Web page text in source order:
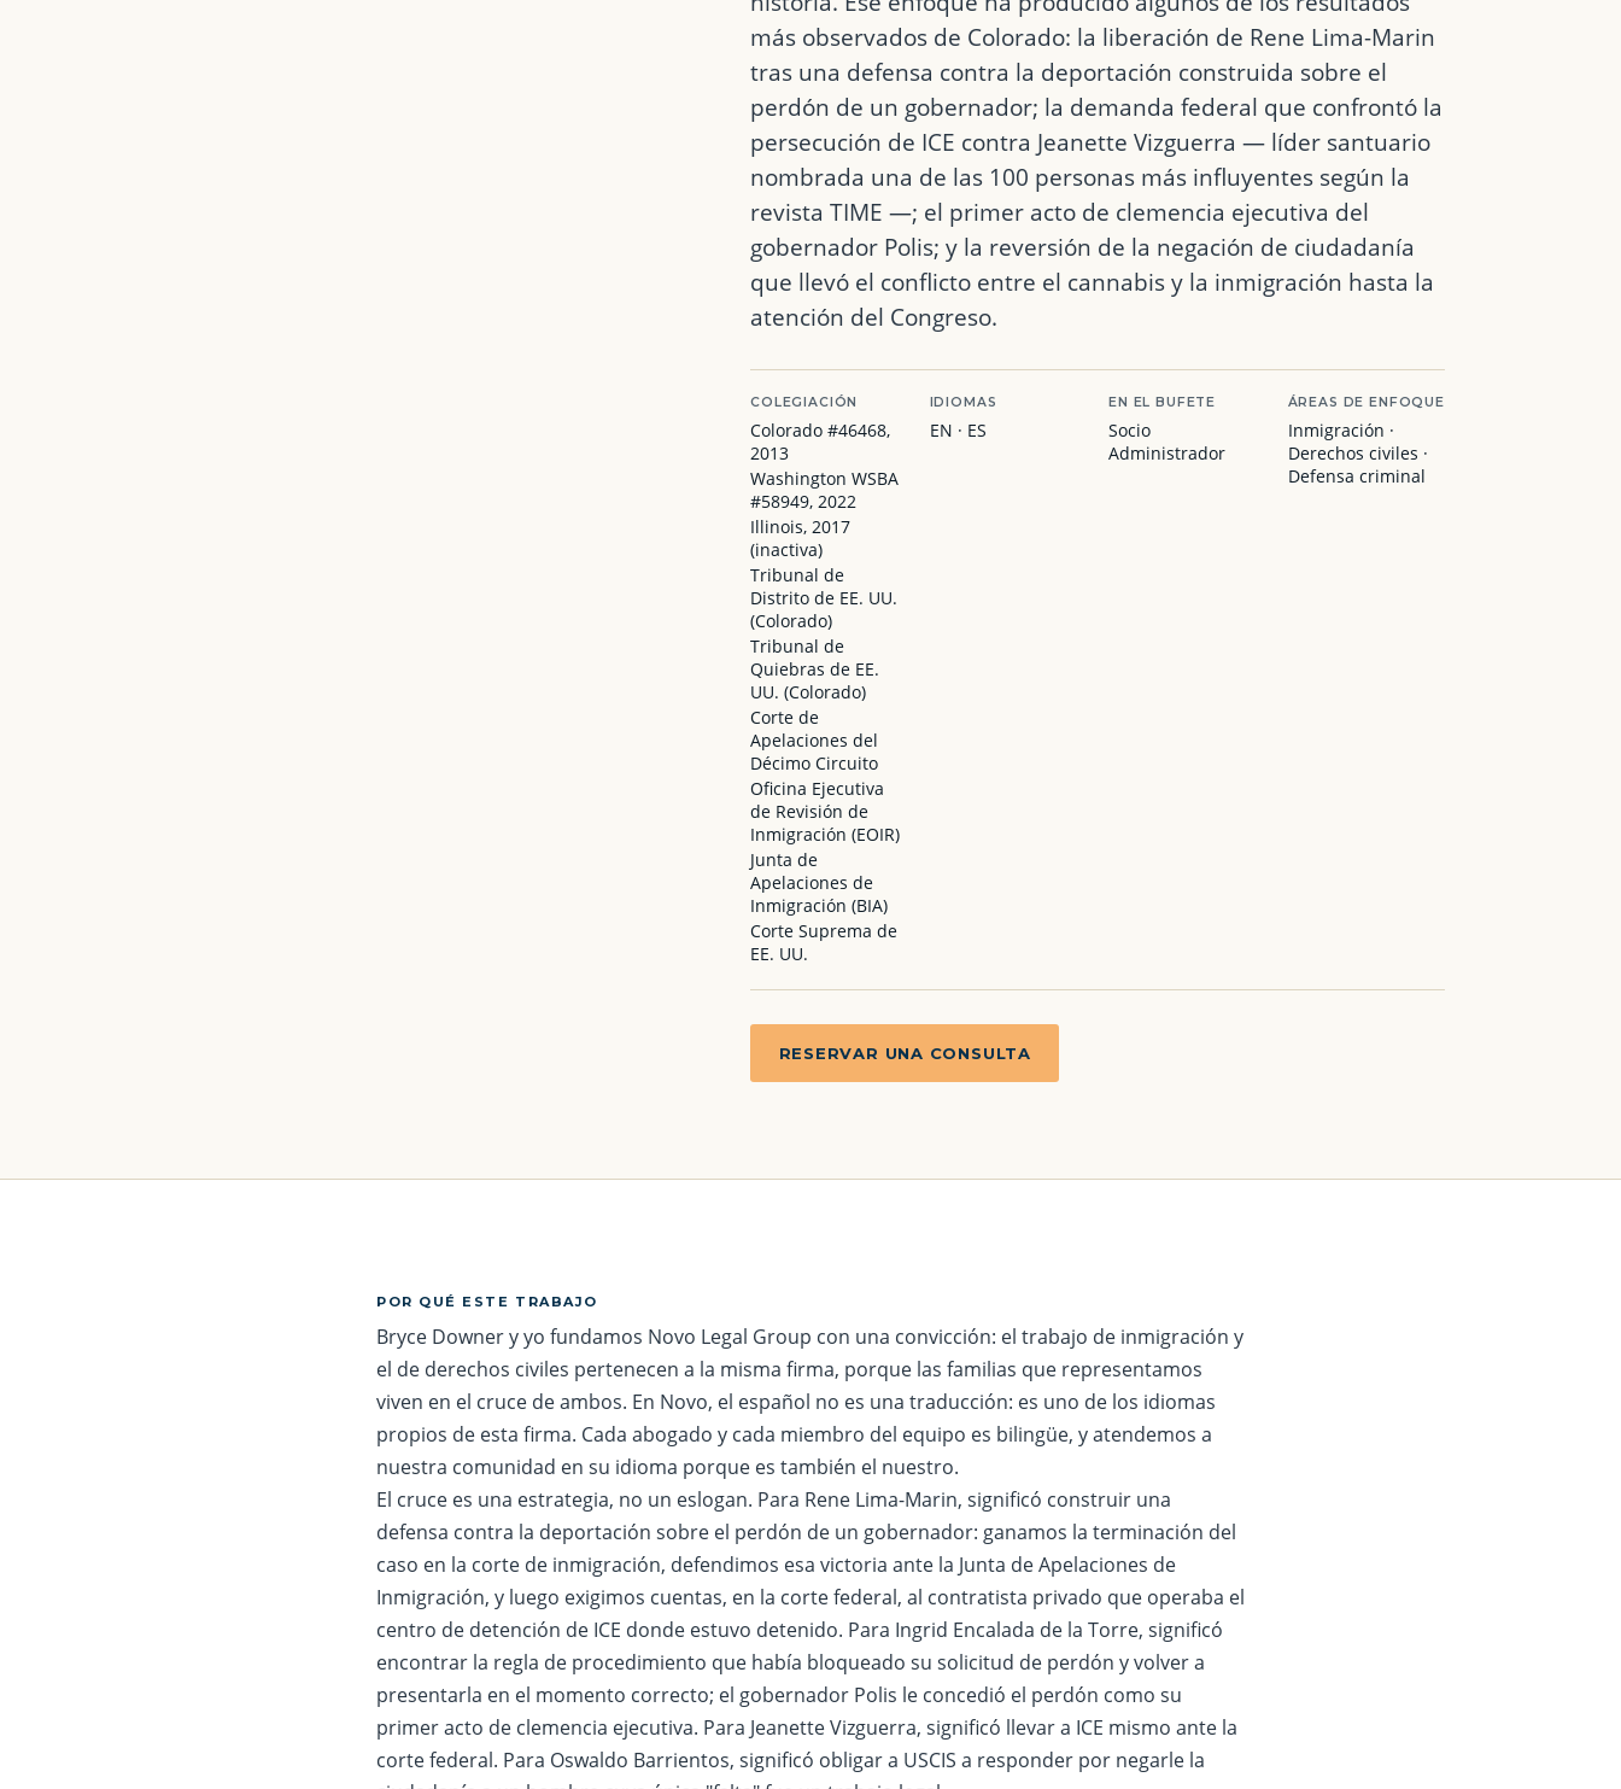
más observados de Colorado: la liberación de Rene Lima-Marin
tras una defensa contra la deportación construida sobre el
perdón de un gobernador; la demanda federal que confrontó la
persecución de ICE contra Jeanette Vizguerra — líder santuario
nombrada una de las 100 personas más influyentes según la
revista TIME —; el primer acto de clemencia ejecutiva del
gobernador Polis; y la reversión de la negación de ciudadanía
que llevó el conflicto entre el cannabis y la inmigración hasta la
atención del Congreso.
COLEGIACIÓN
Colorado #46468,
2013
Washington WSBA
#58949, 2022
Illinois, 2017
(inactiva)
Tribunal de
Distrito de EE. UU.
(Colorado)
Tribunal de
Quiebras de EE.
UU. (Colorado)
Corte de
Apelaciones del
Décimo Circuito
Oficina Ejecutiva
de Revisión de
Inmigración (EOIR)
Junta de
Apelaciones de
Inmigración (BIA)
Corte Suprema de
EE. UU.
IDIOMAS
EN · ES
EN EL BUFETE
Socio
Administrador
ÁREAS DE ENFOQUE
Inmigración ·
Derechos civiles ·
Defensa criminal
RESERVAR UNA CONSULTA
POR QUÉ ESTE TRABAJO
Bryce Downer y yo fundamos Novo Legal Group con una convicción: el trabajo de inmigración y
el de derechos civiles pertenecen a la misma firma, porque las familias que representamos
viven en el cruce de ambos. En Novo, el español no es una traducción: es uno de los idiomas
propios de esta firma. Cada abogado y cada miembro del equipo es bilingüe, y atendemos a
nuestra comunidad en su idioma porque es también el nuestro.
El cruce es una estrategia, no un eslogan. Para Rene Lima-Marin, significó construir una
defensa contra la deportación sobre el perdón de un gobernador: ganamos la terminación del
caso en la corte de inmigración, defendimos esa victoria ante la Junta de Apelaciones de
Inmigración, y luego exigimos cuentas, en la corte federal, al contratista privado que operaba el
centro de detención de ICE donde estuvo detenido. Para Ingrid Encalada de la Torre, significó
encontrar la regla de procedimiento que había bloqueado su solicitud de perdón y volver a
presentarla en el momento correcto; el gobernador Polis le concedió el perdón como su
primer acto de clemencia ejecutiva. Para Jeanette Vizguerra, significó llevar a ICE mismo ante la
corte federal. Para Oswaldo Barrientos, significó obligar a USCIS a responder por negarle la